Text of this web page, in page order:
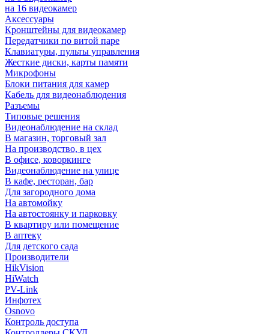
на 16 видеокамер
Аксессуары
Кронштейны для видеокамер
Передатчики по витой паре
Клавиатуры, пульты управления
Жесткие диски, карты памяти
Микрофоны
Блоки питания для камер
Кабель для видеонаблюдения
Разъемы
Типовые решения
Видеонаблюдение на склад
В магазин, торговый зал
На производство, в цех
В офисе, коворкинге
Видеонаблюдение на улице
В кафе, ресторан, бар
Для загородного дома
На автомойку
На автостоянку и парковку
В квартиру или помещение
В аптеку
Для детского сада
Производители
HikVision
HiWatch
PV-Link
Инфотех
Osnovo
Контроль доступа